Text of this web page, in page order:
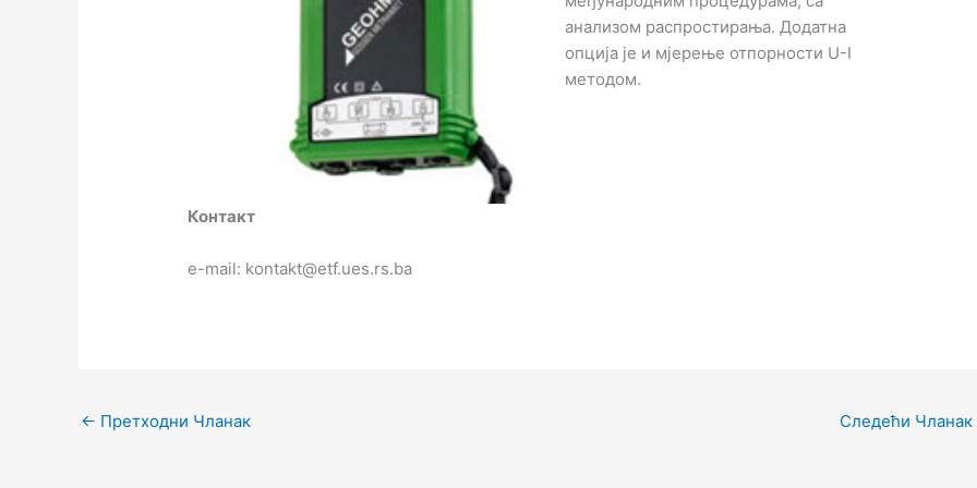
анализом распростирања. Додатна
опција је и мјерење отпорности U-I
методом.
Контакт
e-mail: kontakt@etf.ues.rs.ba
← Претходни Чланак Следећи Чланак